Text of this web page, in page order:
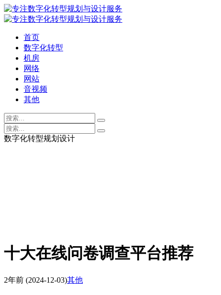
首页
数字化转型
机房
网络
网站
音视频
其他
数字化转型规划设计
十大在线问卷调查平台推荐
2年前 (2024-12-03)其他